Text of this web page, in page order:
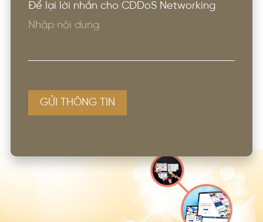
Để lại lời nhắn cho CDDoS Networking
GỬI THÔNG TIN